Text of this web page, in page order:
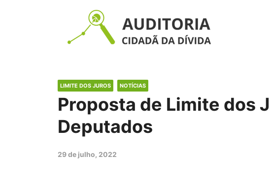
LIMITE DOS JUROS NOTÍCIAS
Proposta de Limite dos
Deputados
29 de julho, 2022